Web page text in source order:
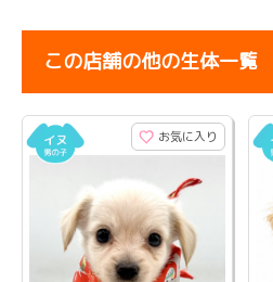
この店舗の他の生体一覧
お気に入り